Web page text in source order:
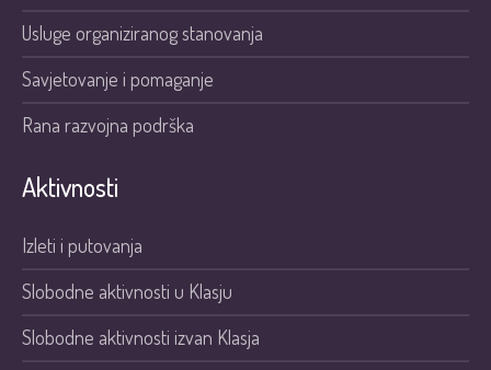
Usluge organiziranog stanovanja
Savjetovanje i pomaganje
Rana razvojna podrška
Aktivnosti
Izleti i putovanja
Slobodne aktivnosti u Klasju
Slobodne aktivnosti izvan Klasja